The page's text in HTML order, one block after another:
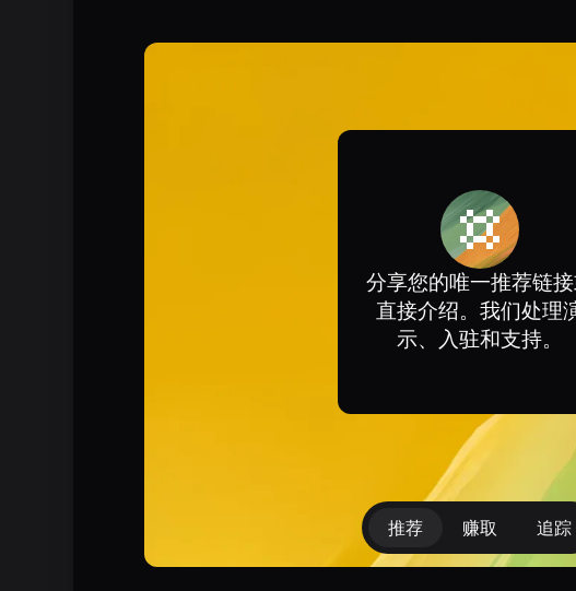
推荐 赚取 追踪
分享您的唯一推荐链
直接介绍。我们处理
示、入驻和支持。